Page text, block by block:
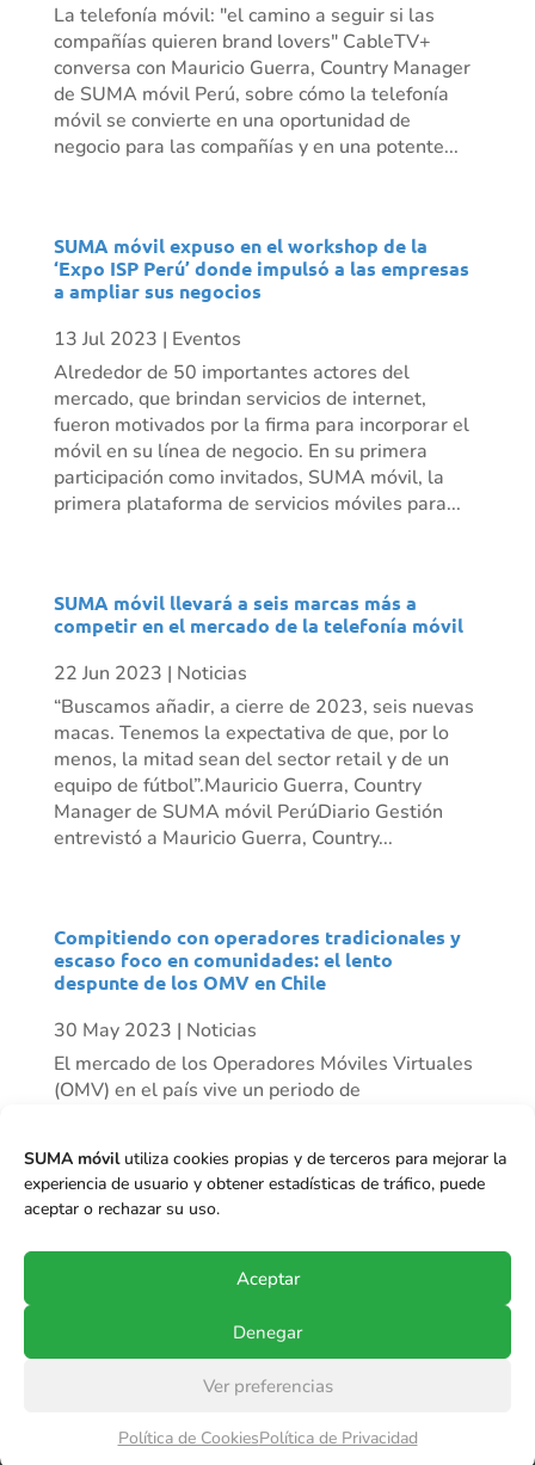
SUMA móvilutiliza cookies propias y de terceros para mejorar la
experiencia de usuario y obtener estadísticas de tráfico, puede
aceptar o rechazar su uso.
Aceptar
Denegar
Ver preferencias
Política de CookiesPolítica de Privacidad
La telefonía móvil: "el camino a seguir si las
compañías quieren brand lovers" CableTV+
conversa con Mauricio Guerra, Country Manager
de SUMA móvil Perú, sobre cómo la telefonía
móvil se convierte en una oportunidad de
negocio para las compañías y en una potente...
SUMA móvil expuso en el workshop de la
‘Expo ISP Perú’ donde impulsó a las empresas
a ampliar sus negocios
13 Jul 2023 | Eventos
Alrededor de 50 importantes actores del
mercado, que brindan servicios de internet,
fueron motivados por la firma para incorporar el
móvil en su línea de negocio. En su primera
participación como invitados, SUMA móvil, la
primera plataforma de servicios móviles para...
SUMA móvil llevará a seis marcas más a
competir en el mercado de la telefonía móvil
22 Jun 2023 | Noticias
“Buscamos añadir, a cierre de 2023, seis nuevas
macas. Tenemos la expectativa de que, por lo
menos, la mitad sean del sector retail y de un
equipo de fútbol”.Mauricio Guerra, Country
Manager de SUMA móvil PerúDiario Gestión
entrevistó a Mauricio Guerra, Country...
Compitiendo con operadores tradicionales y
escaso foco en comunidades: el lento
despunte de los OMV en Chile
30 May 2023 | Noticias
El mercado de los Operadores Móviles Virtuales
(OMV) en el país vive un periodo de
Mundo Móvil que ha tenido un crecimiento
importante de clientes en el último tiempo, y se
proyecta...
Todos los derechos reservados.